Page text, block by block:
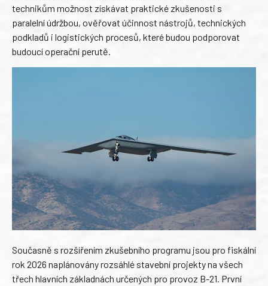
technikům možnost získávat praktické zkušenosti s
paralelní údržbou, ověřovat účinnost nástrojů, technických
podkladů i logistických procesů, které budou podporovat
budoucí operační perutě.
Současně s rozšířením zkušebního programu jsou pro fiskální
rok 2026 naplánovány rozsáhlé stavební projekty na všech
třech hlavních základnách určených pro provoz B-21. První